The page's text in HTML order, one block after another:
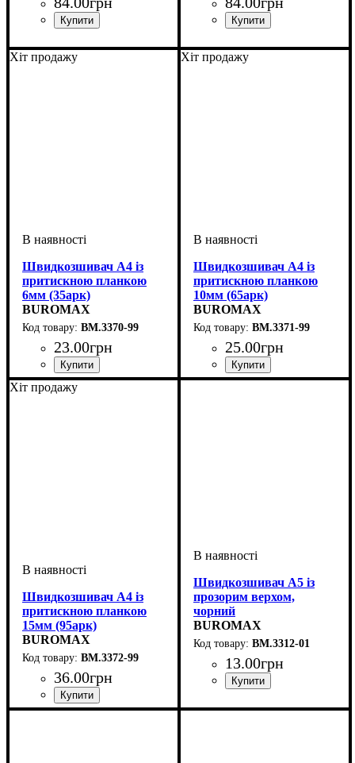
Хіт продажу
Швидкозшивач А4 із
притискною планкою
6мм (35арк)
BUROMAX
BM.3370-99
23.00грн
Хіт продажу
Швидкозшивач А4 із
притискною планкою
10мм (65арк)
BUROMAX
BM.3371-99
25.00грн
Хіт продажу
Швидкозшивач А4 із
притискною планкою
15мм (95арк)
BUROMAX
BM.3372-99
36.00грн
Швидкозшивач А5 із
прозорим верхом,
чорний
BUROMAX
BM.3312-01
13.00грн